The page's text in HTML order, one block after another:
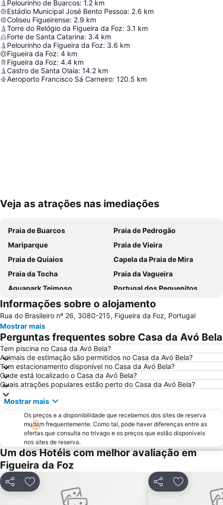
Pelourinho de Buarcos: 1.2 km
Estádio Municipal José Bento Pessoa: 2.6 km
Coliseu Figueirense: 2.9 km
Torre do Relógio da Figueira da Foz: 3.1 km
Forte de Santa Catarina: 3.4 km
Pelourinho da Figueira da Foz: 3.6 km
Figueira da Foz: 4 km
Figueira da Foz: 4.4 km
Castro de Santa Olaia: 14.2 km
Aeroporto Francisco Sá Carneiro: 120.5 km
Ampliar mapa
Veja as atrações nas imediações
Praia de Buarcos
Praia de Pedrogão
Mariparque
Praia de Vieira
Praia de Quiaios
Capela da Praia de Mira
Praia da Tocha
Praia da Vagueira
Aquapark Teimoso
Portugal dos Pequenitos
Praia do Areão
Relógio Beach
Praia do Cabedelo
Praia de São Pedro de Moel
Mata do Buçaco
Praia Fluvial dos Olhos da Fervença
Estádio Municipal de Leiria
Museu Militar do Buçaco
Universidade de Coimbra
Cova Gala Beach
Osso da Baleia
Baixa de Coimbra
Figueira
Praia da Costa de Lavos
Gafanha da Boa Hora Beach
Estádio Cidade de Coimbra
Praia da Claridade
Parque Aquático Vaga Splash
Praia da Leirosa
Praça da República
Ruínas de Conímbriga
Estação de Comboios de Coimbra A
Lagoa da Barrinha de Mira
Convento Santa Cruz do Buçaco
Parque Vale do Ribeiro de São Pedro de Moel
Praia da Tamargueira
Informações sobre o alojamento
Rua do Brasileiro nº 26, 3080-215, Figueira da Foz, Portugal
Mostrar mais
Perguntas frequentes sobre Casa da Avó Bela
Tem piscina no Casa da Avó Bela?
Animais de estimação são permitidos no Casa da Avó Bela?
Tem estacionamento disponível no Casa da Avó Bela?
Onde está localizado o Casa da Avó Bela?
Quais atrações populares estão perto do Casa da Avó Bela?
Mostrar mais
Os preços e a disponibilidade que recebemos dos sites de reserva
mudam frequentemente. Como tal, pode haver diferenças entre as
ofertas que consulta no trivago e os preços que estão disponíveis
nos sites de reserva.
Um dos Hotéis com melhor avaliação em
Figueira da Foz
PartilharAdicionar aos favoritos PartilharAdicionar